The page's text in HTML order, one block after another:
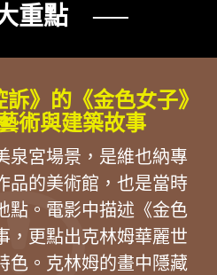
重點 ──
》的《金色女子》
術與建築故事
泉宮場景，是維也納專
品的美術館，也是當時
點。電影中描述《金色
，更點出克林姆華麗世
色。克林姆的畫中隱藏